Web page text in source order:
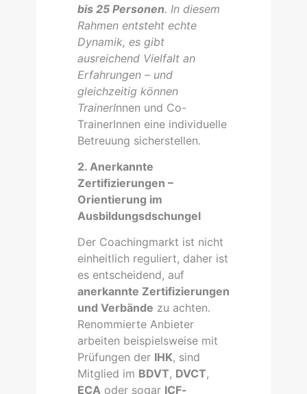
bis 25 Personen. In diesem
Rahmen entsteht echte
Dynamik, es gibt
ausreichend Vielfalt an
Erfahrungen – und
gleichzeitig können
TrainerInnen und Co-
TrainerInnen eine individuelle
Betreuung sicherstellen.
2. Anerkannte
Zertifizierungen –
Orientierung im
Ausbildungsdschungel
Der Coachingmarkt ist nicht
einheitlich reguliert, daher ist
es entscheidend, auf
anerkannte Zertifizierungen
und Verbände zu achten.
Renommierte Anbieter
arbeiten beispielsweise mit
Prüfungen der IHK, sind
Mitglied im BDVT, DVCT,
ECAoder sogar ICF-